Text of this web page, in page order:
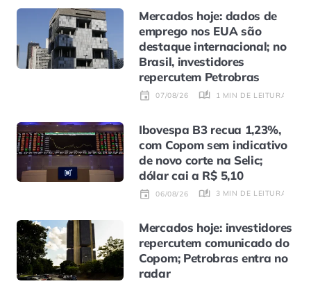
Mercados hoje: dados de
emprego nos EUA são
destaque internacional; no
Brasil, investidores
repercutem Petrobras
07/08/26 1 MIN DE LEITURA
Ibovespa B3 recua 1,23%,
com Copom sem indicativo
de novo corte na Selic;
dólar cai a R$ 5,10
06/08/26 3 MIN DE LEITURA
Mercados hoje: investidores
repercutem comunicado do
Copom; Petrobras entra no
radar